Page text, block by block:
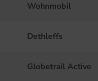
Wohnmobil
Dethleffs
Globetrail Active